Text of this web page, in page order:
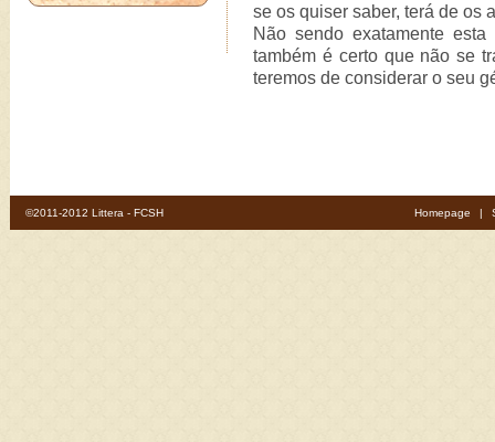
se os quiser saber, terá de os
Não sendo exatamente
também é certo que não se
teremos de considerar o seu
©2011-2012 Littera - FCSH Homepage |